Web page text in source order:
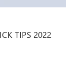
TIPS 2022